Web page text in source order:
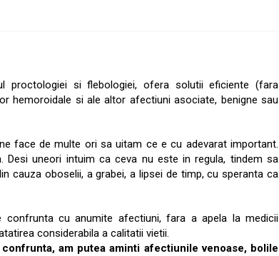
proctologiei si flebologiei, ofera solutii eficiente (fara
hemoroidale si ale altor afectiuni asociate, benigne sau
face de multe ori sa uitam ce e cu adevarat important.
Desi uneori intuim ca ceva nu este in regula, tindem sa
cauza oboselii, a grabei, a lipsei de timp, cu speranta ca
cu anumite afectiuni, fara a apela la medicii
considerabila a calitatii vietii.
am putea aminti afectiunile venoase, bolile